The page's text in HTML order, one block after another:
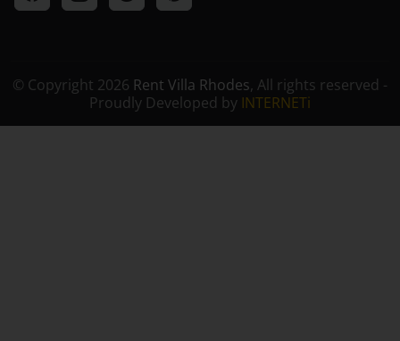
© Copyright 2026 Rent Villa Rhodes, All rights reserved -
Proudly Developed by INTERNETi